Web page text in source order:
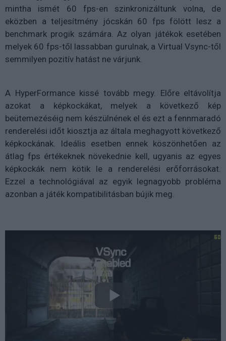
mintha ismét 60 fps-en szinkronizáltunk volna, de
eközben a teljesítmény jócskán 60 fps fölött lesz a
benchmark progik számára. Az olyan játékok esetében
melyek 60 fps-től lassabban gurulnak, a Virtual Vsync-től
semmilyen pozitív hatást ne várjunk.
A HyperFormance kissé tovább megy. Előre eltávolítja
azokat a képkockákat, melyek a következő kép
beütemezéséig nem készülnének el és ezt a fennmaradó
renderelési időt kiosztja az általa meghagyott következő
képkockának. Ideális esetben ennek köszönhetően az
átlag fps értékeknek növekednie kell, ugyanis az egyes
képkockák nem kötik le a renderelési erőforrásokat.
Ezzel a technológiával az egyik legnagyobb probléma
azonban a játék kompatibilitásban bújik meg.